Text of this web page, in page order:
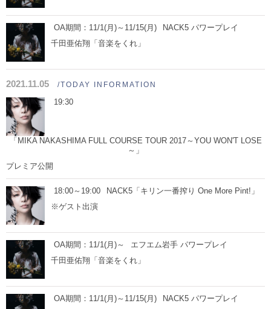
OA期間：11/1(月)～11/15(月)
NACK5 パワープレイ
千田亜佑翔「音楽をくれ」
2021.11.05 /TODAY INFORMATION
19:30
「MIKA NAKASHIMA FULL COURSE TOUR 2017～YOU WON'T LOSE
～」
プレミア公開
18:00～19:00
NACK5「キリン一番搾り One More Pint!」
※ゲスト出演
OA期間：11/1(月)～
エフエム岩手 パワープレイ
千田亜佑翔「音楽をくれ」
OA期間：11/1(月)～11/15(月)
NACK5 パワープレイ